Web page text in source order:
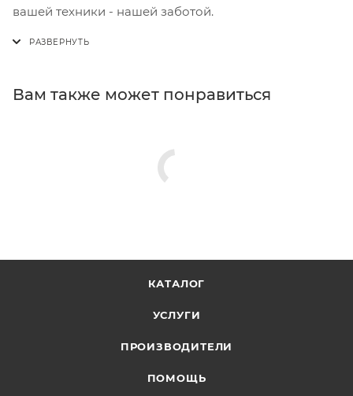
вашей техники - нашей заботой.
Вам также может понравиться
КАТАЛОГ
УСЛУГИ
ПРОИЗВОДИТЕЛИ
ПОМОЩЬ